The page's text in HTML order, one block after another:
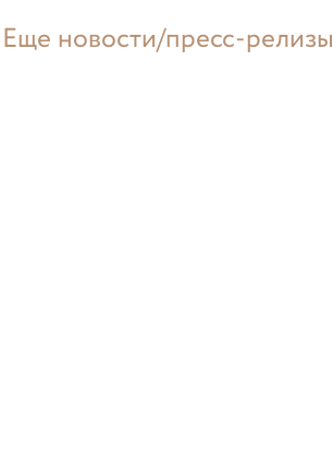
Еще новости/пресс-релизы